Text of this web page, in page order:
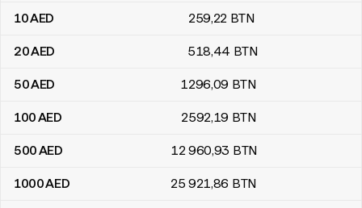
10AED 259,22 BTN
20AED 518,44 BTN
50AED 1296,09 BTN
100AED 2592,19 BTN
500AED 12 960,93 BTN
1000AED 25 921,86 BTN